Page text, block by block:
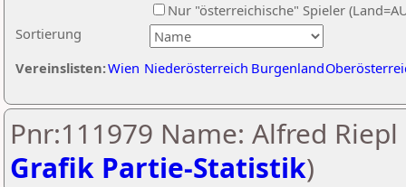
Sortierung
Nur "österreichische" Spieler
Vereinslisten:Wien Niederösterreich Burgenland
Pnr:111979 Name: Alfred Riepl
Grafik Partie-Statistik)